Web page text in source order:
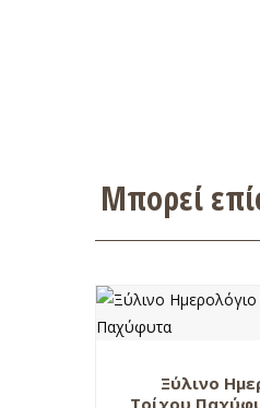
Μπορεί
Ξύλινο
Τοίχου